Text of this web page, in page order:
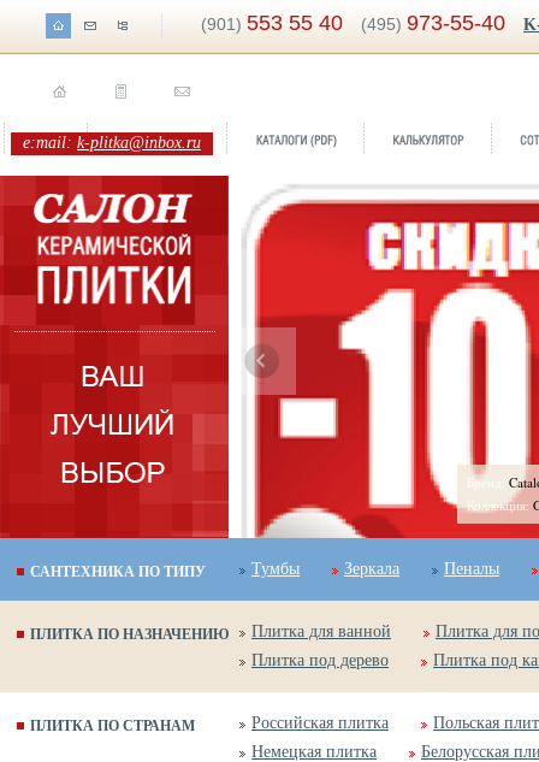
(901) 553 55 40 (495) 973-55-40
e:mail: k-plitka@inbox.ru
Catalonia -10%
Бренд:
Коллекция:
САНТЕХНИКА ПО ТИПУ Тумбы Зеркала Пеналы
ПЛИТКА ПО НАЗНАЧЕНИЮ Плитка для ванной
Плитка для
Плитка под дерево
Плитка под
ПЛИТКА ПО СТРАНАМ Российская плитка
Польская
Немецкая плитка
Белорусская